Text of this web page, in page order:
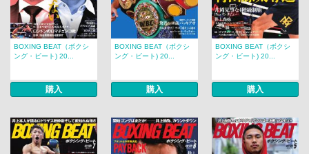
BOXING BEAT（ボクシ
ング・ビート) 20...
購入
BOXING BEAT（ボクシ
ング・ビート) 20...
購入
BOXING BEAT（ボクシ
ング・ビート) 20...
購入